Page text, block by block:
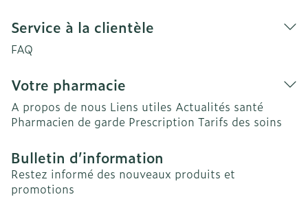
Service à la clientèle
FAQ
Votre pharmacie
A propos de nous Liens utiles Actualités santé
Pharmacien de garde Prescription Tarifs des soins
Bulletin d’information
Restez informé des nouveaux produits et
promotions